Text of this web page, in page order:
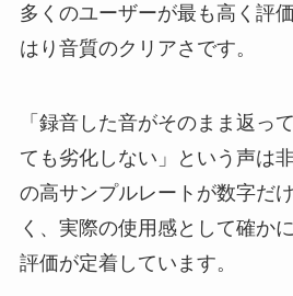
多くのユーザーが最も高く評
はり音質のクリアさです。
「録音した音がそのまま返っ
ても劣化しない」という声は
の高サンプルレートが数字だ
く、実際の使用感として確か
評価が定着しています。